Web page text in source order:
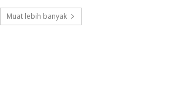
Muat lebih banyak